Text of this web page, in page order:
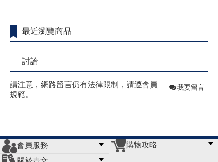
最近瀏覽商品
討論
請注意，網路留言仍有法律限制，請遵會員
規範。
我要留言
會員服務
會員辦法
客服信箱
隱私條款
網站導覽
購物攻略